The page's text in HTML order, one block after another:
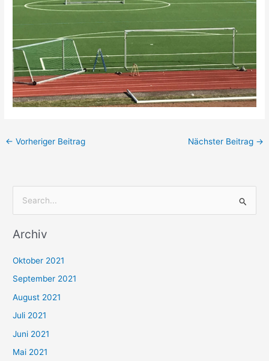
← Vorheriger Beitrag Nächster Beitrag →
c
n
n
a
c
h
Archiv
Oktober 2021
September 2021
August 2021
Juli 2021
Juni 2021
Mai 2021